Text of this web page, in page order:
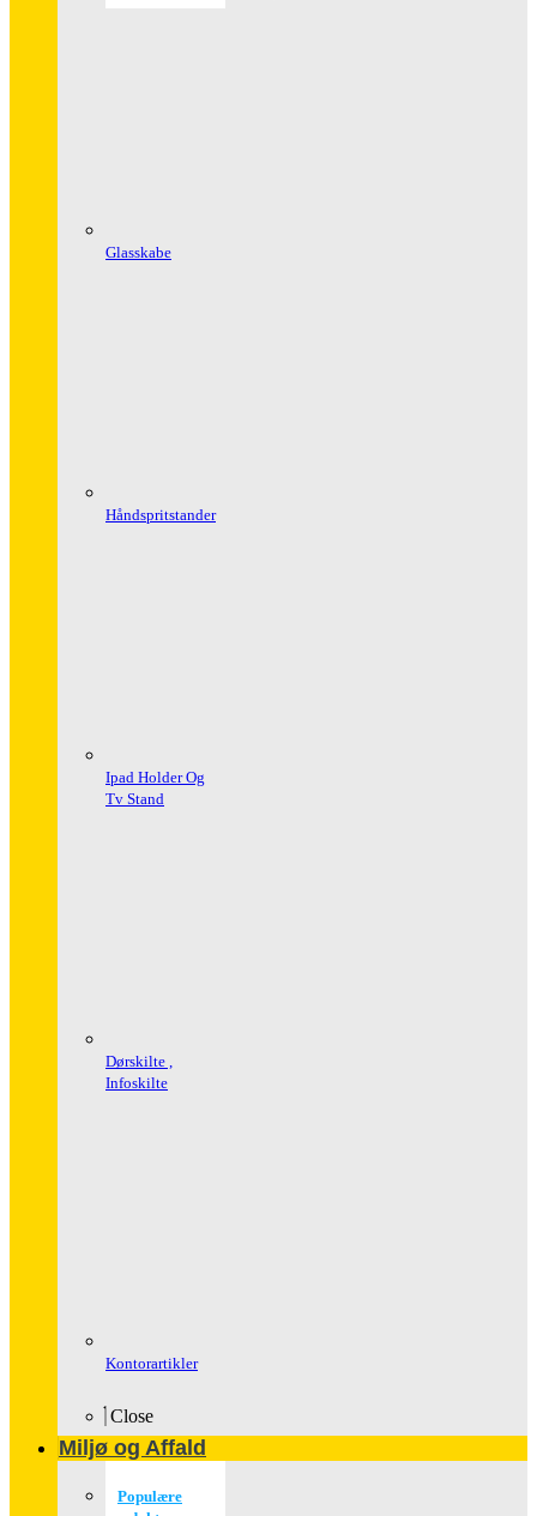
Glasskabe
Håndspritstander
Ipad Holder Og
Tv Stand
Dørskilte ,
Infoskilte
Kontorartikler
Close
Miljø og Affald
Populære